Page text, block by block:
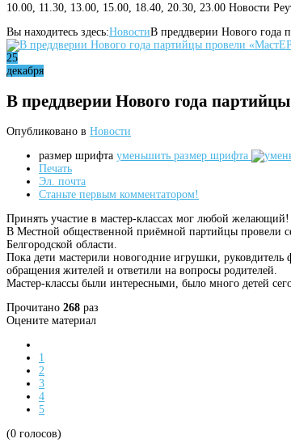
10.00, 11.30, 13.00, 15.00, 18.40, 20.30, 23.00 Новости
Вы находитесь здесь:НовостиВ преддверии Нового года
25
декабря
В преддверии Нового года
Опубликовано в Новости
размер шрифта уменьшить размер шрифта
Печать
Эл. почта
Станьте первым комментатором!
Принять участие в мастер-классах мог любой желающий!
В Местной общественной приёмной партийцы провели
Белгородской области.
Пока дети мастерили новогодние игрушки,
обращения жителей и ответили на вопросы родителей.
Мастер-классы были интересными, было много детей
Прочитано 268 раз
Оцените материал
1
2
3
4
5
(0 голосов)